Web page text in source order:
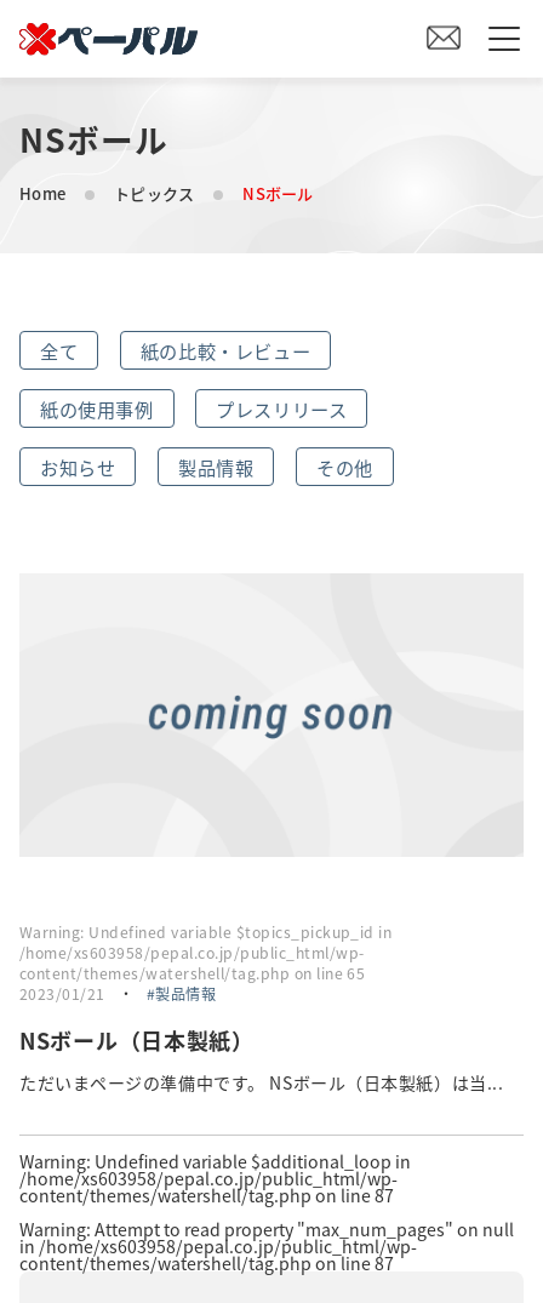
HOME
初めての方へ
オリジナル素材製造をご検討の方へ
会社案内
お問い合わせ・エントリー
NSボール
Home トピックス NSボール
全て 紙の比較・レビュー
紙の使用事例 プレスリリース
お知らせ 製品情報 その他
Warning: Undefined variable $topics_pickup_id in
/home/xs603958/pepal.co.jp/public_html/wp-
content/themes/watershell/tag.php on line65
2023/01/21
・ 製品情報
NSボール（日本製紙）
ただいまページの準備中です。 NSボール（日本製紙）は当...
Warning: Undefined variable $additional_loop in
/home/xs603958/pepal.co.jp/public_html/wp-
content/themes/watershell/tag.phpon line87
Warning: Attempt to read property "max_num_pages" on null
in /home/xs603958/pepal.co.jp/public_html/wp-
content/themes/watershell/tag.php on line87